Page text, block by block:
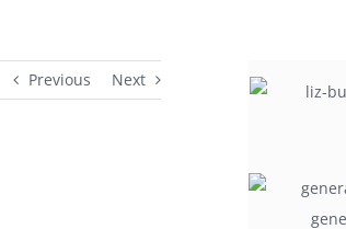
Previous Next